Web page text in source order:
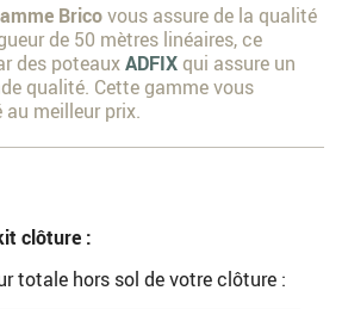
Bricovous assure de la qualité
de 50 mètres linéaires, ce
des poteauxADFIXqui assure un
qualité. Cette gamme vous
meilleur prix.
clôture :
totale hors sol de votre clôture :